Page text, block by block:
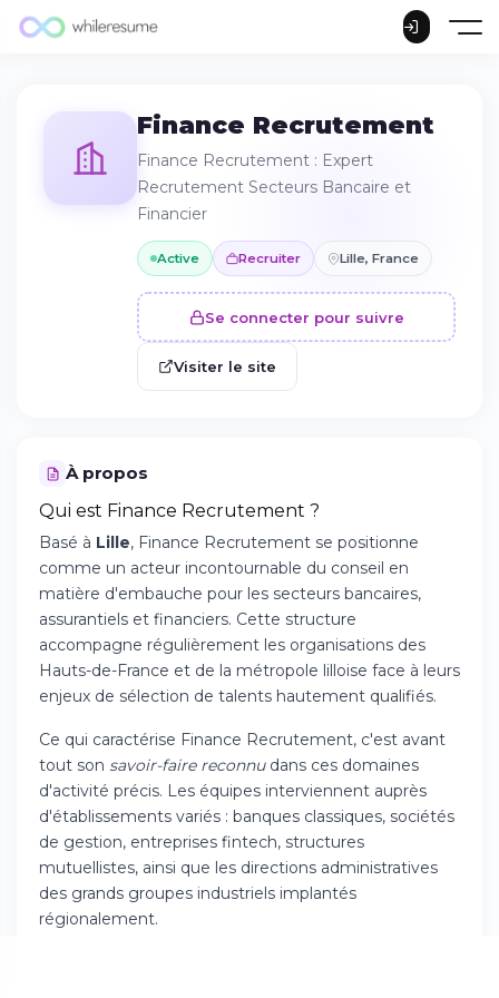
Finance Recrutement
Finance Recrutement : Expert
Recrutement Secteurs Bancaire et
Financier
Active Recruiter Lille, France
Se connecter pour suivre
Visiter le site
À propos
Qui est Finance Recrutement ?
Basé à Lille, Finance Recrutement se positionne
comme un acteur incontournable du conseil en
matière d'embauche pour les secteurs bancaires,
assurantiels et financiers. Cette structure
accompagne régulièrement les organisations des
Hauts-de-France et de la métropole lilloise face à leurs
enjeux de sélection de talents hautement qualifiés.
Ce qui caractérise Finance Recrutement, c'est avant
tout son savoir-faire reconnudans ces domaines
d'activité précis. Les équipes interviennent auprès
d'établissements variés : banques classiques, sociétés
de gestion, entreprises fintech, structures
mutuellistes, ainsi que les directions administratives
des grands groupes industriels implantés
régionalement.